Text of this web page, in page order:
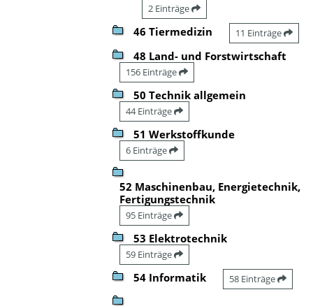
2 Einträge
46 Tiermedizin 11 Einträge
48 Land- und Forstwirtschaft
156 Einträge
50 Technik allgemein
44 Einträge
51 Werkstoffkunde
6 Einträge
52 Maschinenbau, Energietechnik,
Fertigungstechnik
95 Einträge
53 Elektrotechnik
59 Einträge
54 Informatik 58 Einträge